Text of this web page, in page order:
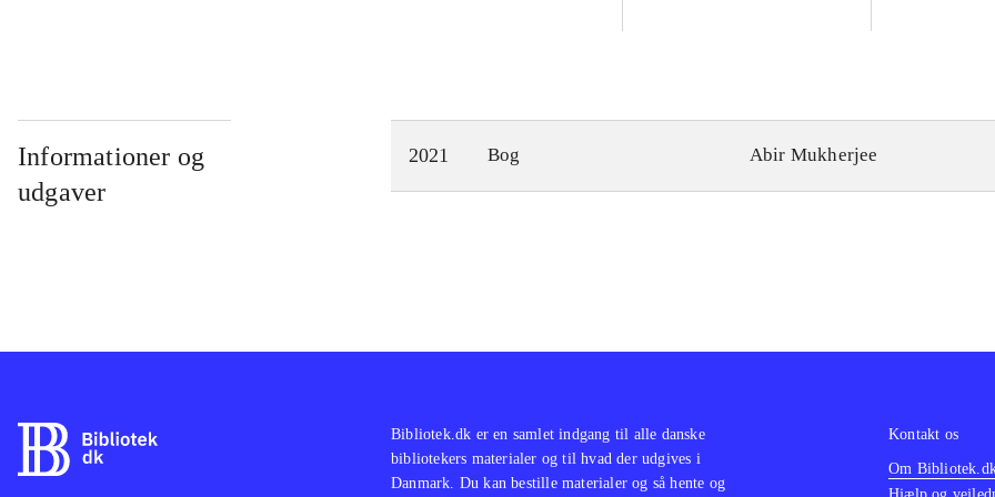
Informationer og
udgaver
2021 Bog Abir Mukherjee
Bibliotek.dk er en samlet indgang til alle danske
bibliotekers materialer og til hvad der udgives i
Danmark. Du kan bestille materialer og så hente og
Kontakt os
Om